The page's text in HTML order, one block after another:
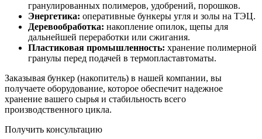
гранулированных полимеров, удобрений, порошков.
Энергетика: оперативные бункеры угля и золы на ТЭЦ.
Деревообработка: накопление опилок, щепы для
дальнейшей переработки или сжигания.
Пластиковая промышленность: хранение полимерной
гранулы перед подачей в термопластавтоматы.
Заказывая бункер (накопитель) в нашей компании, вы
получаете оборудование, которое обеспечит надежное
хранение вашего сырья и стабильность всего
производственного цикла.
Получить консультацию